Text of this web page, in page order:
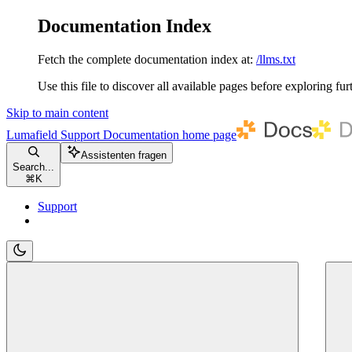
Documentation Index
Fetch the complete documentation index at: /llms.txt
Use this file to discover all available pages before exploring
Skip to main content
Lumafield Support Documentation home page
Search...
⌘ K
Assistenten fragen
Support